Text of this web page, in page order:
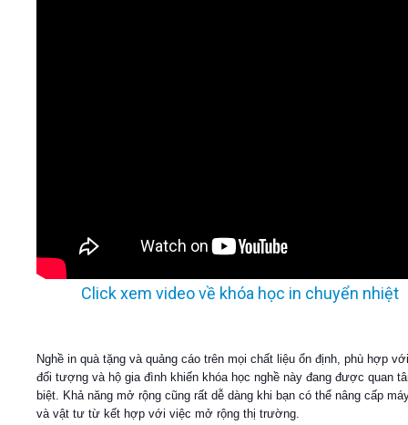
Click xem video về khóa học in chuyển nhiệt
Nghề in quà tặng và quảng cáo trên mọi chất liệu ổn định, phù hợp
đối tượng và hộ gia đình khiến khóa học nghề này đang được quan
biệt. Khả năng mở rộng cũng rất dễ dàng khi bạn có thể nâng cấp
và vật tư từ kết hợp với việc mở rộng thị trường.